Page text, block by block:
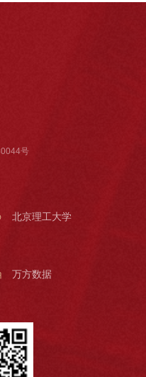
号
北京理工大学
万方数据